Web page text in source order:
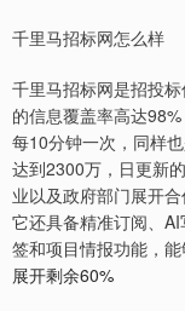
千里马招标网怎么样
千里马招标网是招投
的信息覆盖率高达
每10分钟一次，同样
达到2300万，日更新
业以及政府部门展开
它还具备精准订阅、
签和项目情报功能，能
展开剩余60%